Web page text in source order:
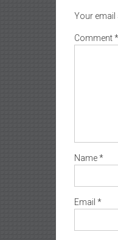
Your email
Comment*
Name*
Email *